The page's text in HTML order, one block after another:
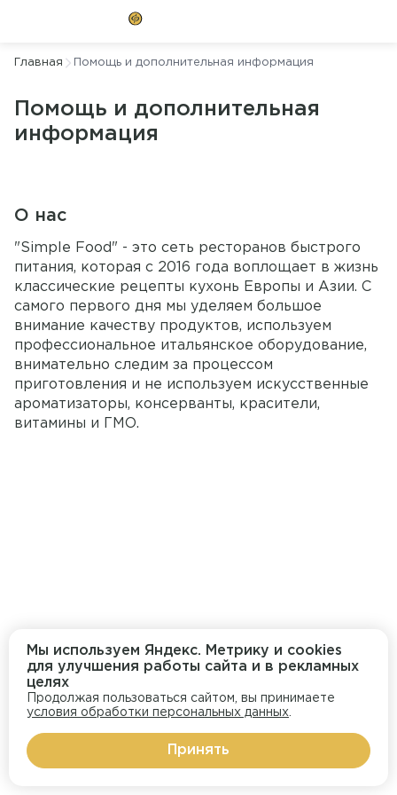
Главная Помощь и дополнительная информация
Помощь и дополнительная
информация
О нас
"Simple Food" - это сеть ресторанов быстрого
питания, которая с 2016 года воплощает в жизнь
классические рецепты кухонь Европы и Азии. С
самого первого дня мы уделяем большое
внимание качеству продуктов, используем
профессиональное итальянское оборудование,
внимательно следим за процессом
приготовления и не используем искусственные
ароматизаторы, консерванты, красители,
витамины и ГМО.
Мы используем Яндекс. Метрику и cookies
для улучшения работы сайта и в рекламных
целях
Продолжая пользоваться сайтом, вы принимаете
условия обработки персональных данных
Принять